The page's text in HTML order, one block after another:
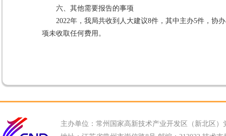
六、其他需要报告的事项
2022年，我局共收到人大建议8件，其中主办5件，协
项未收取任何费用。
主办单位：常州国家高新技术产业开发区（新北区）